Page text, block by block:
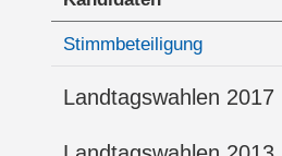
Stimmbeteiligung
Landtagswahlen 2017